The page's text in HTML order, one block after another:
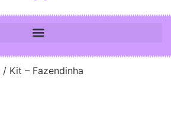
/ Kit – Fazendinha